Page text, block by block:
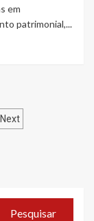
CEO
em
patrimonial,...
fortalece
soluções
Next
Pesquisar